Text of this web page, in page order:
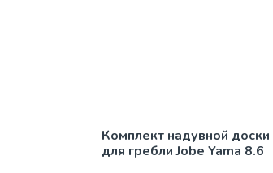
Комплект надувной доски
для гребли Jobe Yama 8.6